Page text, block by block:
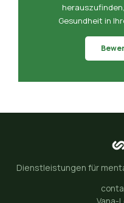
Gesundheit in
Dienstleistungen für